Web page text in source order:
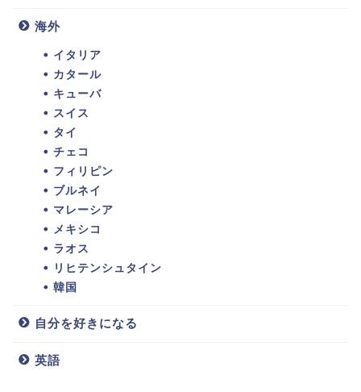
海外
イタリア
カタール
キューバ
スイス
タイ
チェコ
フィリピン
ブルネイ
マレーシア
メキシコ
ラオス
リヒテンシュタイン
韓国
自分を好きになる
英語